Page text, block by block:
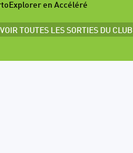
en Accéléré
TOUTES LES SORTIES DU CLUB